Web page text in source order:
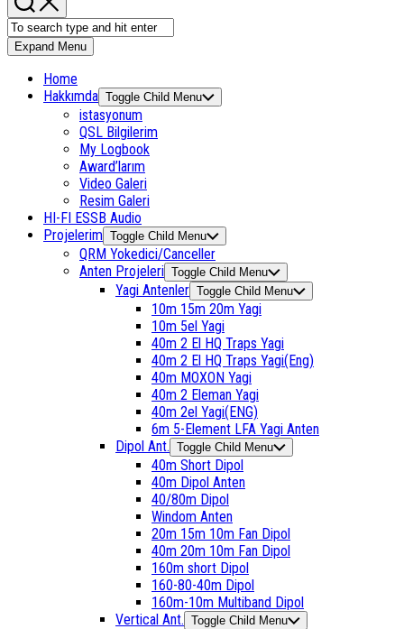
Expand Menu
Home
Hakkımda Toggle Child Menu
istasyonum
QSL Bilgilerim
My Logbook
Award’larım
Video Galeri
Resim Galeri
HI-FI ESSB Audio
Projelerim Toggle Child Menu
QRM Yokedici/Canceller
Anten Projeleri Toggle Child Menu
Yagi Antenler Toggle Child Menu
10m 15m 20m Yagi
10m 5el Yagi
40m 2 El HQ Traps Yagi
40m 2 El HQ Traps Yagi(Eng)
40m MOXON Yagi
40m 2 Eleman Yagi
40m 2el Yagi(ENG)
6m 5-Element LFA Yagi Anten
Dipol Ant. Toggle Child Menu
40m Short Dipol
40m Dipol Anten
40/80m Dipol
Windom Anten
20m 15m 10m Fan Dipol
40m 20m 10m Fan Dipol
160m short Dipol
160-80-40m Dipol
160m-10m Multiband Dipol
Vertical Ant. Toggle Child Menu